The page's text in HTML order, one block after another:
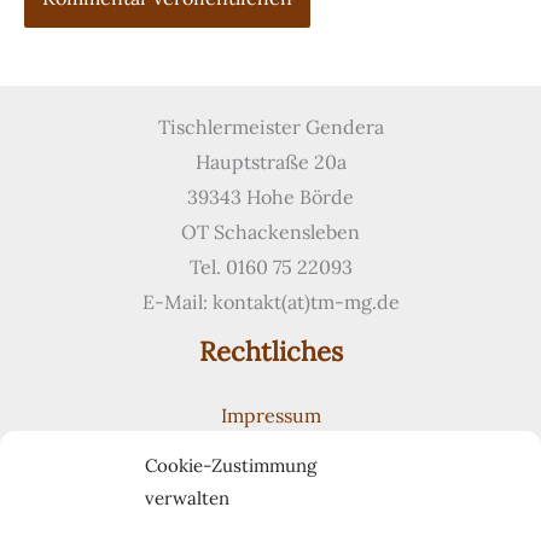
Cookie-Zustimmung
verwalten
Tischlermeister Gendera
Hauptstraße 20a
39343 Hohe Börde
OT Schackensleben
Tel. 0160 75 22093
E-Mail: kontakt(at)tm-mg.de
Rechtliches
Impressum
Cookie-Richtlinie (EU)